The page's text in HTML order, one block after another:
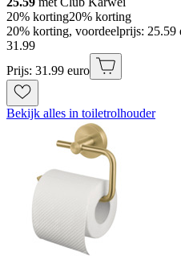
20% korting20% korting
20% korting, voordeelprijs:
31.99
Prijs: 31.99 euro
Bekijk alles in toiletrolhouder